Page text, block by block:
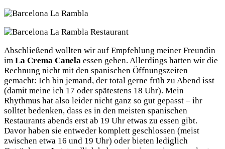
Abschließend wollten wir auf Empfehlung meiner Freundin
im La Crema Canela essen gehen. Allerdings hatten wir die
Rechnung nicht mit den spanischen Öffnungszeiten
gemacht: Ich bin jemand, der total gerne früh zu Abend isst
(damit meine ich 17 oder spätestens 18 Uhr). Mein
Rhythmus hat also leider nicht ganz so gut gepasst – ihr
solltet bedenken, dass es in den meisten spanischen
Restaurants abends erst ab 19 Uhr etwas zu essen gibt.
Davor haben sie entweder komplett geschlossen (meist
zwischen etwa 16 und 19 Uhr) oder bieten lediglich